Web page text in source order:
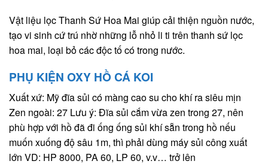
Vật liệu lọc Thanh Sứ Hoa Mai giúp cải thiện nguồn nước,
tạo vi sinh cứ trú nhờ những lỗ nhỏ li ti trên thanh sứ lọc
hoa mai, loại bỏ các độc tố có trong nước.
PHỤ KIỆN OXY HỒ CÁ KOI
Xuất xứ: Mỹ đĩa sủi có màng cao su cho khí ra siêu mịn
Zen ngoài: 27 Lưu ý: Đĩa sủi cắm vừa zen trong 27, nên
phù hợp với hồ đã đi ống ống sủi khí sẵn trong hồ nếu
muốn xuống độ sâu 1m, thì phải dùng máy sủi công xuất
lớn VD: HP 8000, PA 60, LP 60, v.v… trở lên